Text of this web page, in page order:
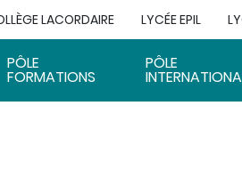
LACORDAIRE LYCÉE EPIL
PÔLE
FORMATIONS
PÔLE